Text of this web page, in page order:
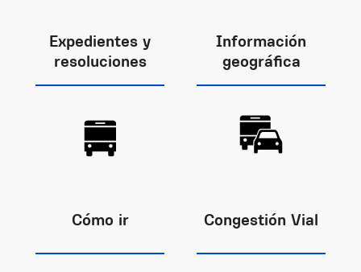
Expedientes y
resoluciones
Información
geográfica
Cómo ir Congestión Vial